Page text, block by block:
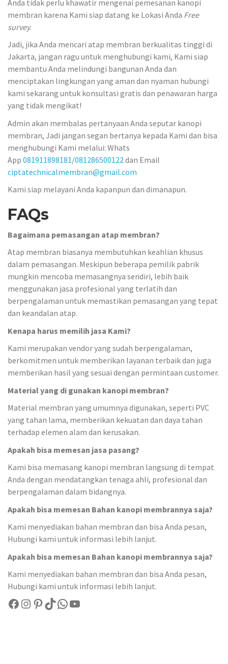
Anda tidak perlu khawatir mengenai pemesanan kanopi
membran karena Kami siap datang ke Lokasi Anda Free
survey.
Jadi, jika Anda mencari atap membran berkualitas tinggi di
Jakarta, jangan ragu untuk menghubungi kami, Kami siap
membantu Anda melindungi bangunan Anda dan
menciptakan lingkungan yang aman dan nyaman hubungi
kami sekarang untuk konsultasi gratis dan penawaran harga
yang tidak mengikat!
Admin akan membalas pertanyaan Anda seputar kanopi
membran, Jadi jangan segan bertanya kepada Kami dan bisa
menghubungi Kami melalui: Whats
App 081911898181/081286500122 dan Email
ciptatechnicalmembran@gmail.com
Kami siap melayani Anda kapanpun dan dimanapun.
FAQs
Bagaimana pemasangan atap membran?
Atap membran biasanya membutuhkan keahlian khusus
dalam pemasangan. Meskipun beberapa pemilik pabrik
mungkin mencoba memasangnya sendiri, lebih baik
menggunakan jasa profesional yang terlatih dan
berpengalaman untuk memastikan pemasangan yang tepat
dan keandalan atap.
Kenapa harus memilih jasa Kami?
Kami merupakan vendor yang sudah berpengalaman,
berkomitmen untuk memberikan layanan terbaik dan juga
memberikan hasil yang sesuai dengan permintaan customer.
Material yang di gunakan kanopi membran?
Material membran yang umumnya digunakan, seperti PVC
yang tahan lama, memberikan kekuatan dan daya tahan
terhadap elemen alam dan kerusakan.
Apakah bisa memesan jasa pasang?
Kami bisa memasang kanopi membran langsung di tempat
Anda dengan mendatangkan tenaga ahli, profesional dan
berpengalaman dalam bidangnya.
Apakah bisa memesan Bahan kanopi membrannya saja?
Kami menyediakan bahan membran dan bisa Anda pesan,
Hubungi kami untuk informasi lebih lanjut.
Apakah bisa memesan Bahan kanopi membrannya saja?
Kami menyediakan bahan membran dan bisa Anda pesan,
Hubungi kami untuk informasi lebih lanjut.
Facebook
Instagram
Pinterest
TikTok
WhatsApp
YouTube